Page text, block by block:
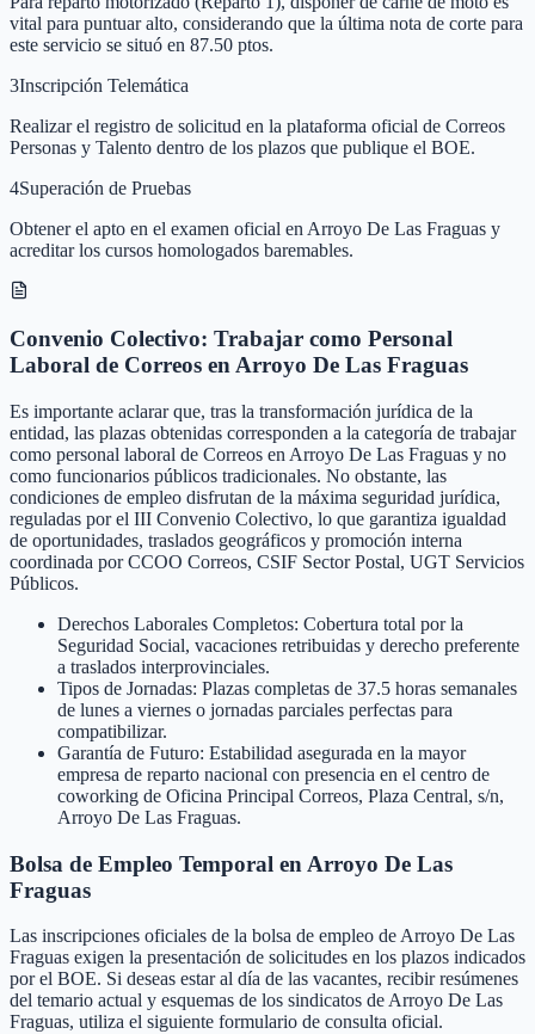
vital para puntuar alto, considerando que la última nota de corte para
este servicio se situó en 87.50 ptos.
3Inscripción Telemática
Realizar el registro de solicitud en la plataforma oficial de Correos
Personas y Talento dentro de los plazos que publique el BOE.
4Superación de Pruebas
Obtener el apto en el examen oficial en Arroyo De Las Fraguas y
acreditar los cursos homologados baremables.
Convenio Colectivo: Trabajar como Personal
Laboral de Correos en Arroyo De Las Fraguas
Es importante aclarar que, tras la transformación jurídica de la
entidad, las plazas obtenidas corresponden a la categoría de trabajar
como personal laboral de Correos en Arroyo De Las Fraguas y no
como funcionarios públicos tradicionales. No obstante, las
condiciones de empleo disfrutan de la máxima seguridad jurídica,
reguladas por el III Convenio Colectivo, lo que garantiza igualdad
de oportunidades, traslados geográficos y promoción interna
coordinada por CCOO Correos, CSIF Sector Postal, UGT Servicios
Públicos.
Derechos Laborales Completos: Cobertura total por la
Seguridad Social, vacaciones retribuidas y derecho preferente
a traslados interprovinciales.
Tipos de Jornadas: Plazas completas de 37.5 horas semanales
de lunes a viernes o jornadas parciales perfectas para
compatibilizar.
Garantía de Futuro: Estabilidad asegurada en la mayor
empresa de reparto nacional con presencia en el centro de
coworking de Oficina Principal Correos, Plaza Central, s/n,
Arroyo De Las Fraguas.
Bolsa de Empleo Temporal en Arroyo De Las
Fraguas
Las inscripciones oficiales de la bolsa de empleo deArroyo De Las
Fraguas exigen la presentación de solicitudes en los plazos indicados
por el BOE. Si deseas estar al día de las vacantes, recibir resúmenes
del temario actual y esquemas de los sindicatos deArroyo De Las
Fraguas, utiliza el siguiente formulario de consulta oficial.